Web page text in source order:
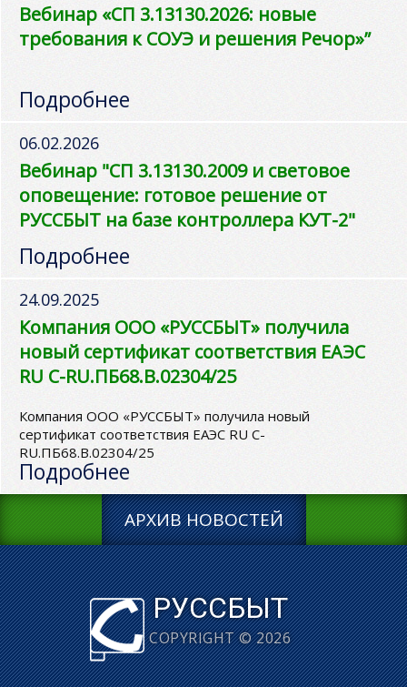
Вебинар «СП 3.13130.2026: новые
требования к СОУЭ и решения Речор»”
Подробнее
06.02.2026
Вебинар "СП 3.13130.2009 и световое
оповещение: готовое решение от
РУССБЫТ на базе контроллера КУТ-2"
Подробнее
24.09.2025
Компания ООО «РУССБЫТ» получила
новый сертификат соответствия ЕАЭС
RU C-RU.ПБ68.В.02304/25
Компания ООО «РУССБЫТ» получила новый
сертификат соответствия ЕАЭС RU C-
RU.ПБ68.В.02304/25
Подробнее
АРХИВ НОВОСТЕЙ
РУССБЫТ
COPYRIGHT © 2026